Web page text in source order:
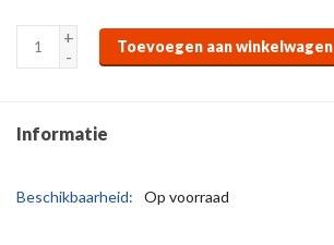
+
-
Toevoegen aan winkelwagen
Informatie
Beschikbaarheid: Op voorraad